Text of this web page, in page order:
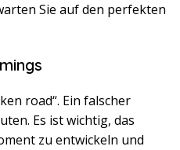
Sie auf den perfekten
road“. Ein falscher
Es ist wichtig, das
zu entwickeln und